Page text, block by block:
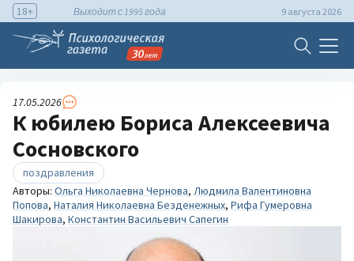
18+ Выходит с 1995 года 9 августа 2026
17.05.2026
К юбилею Бориса Алексеевича
Сосновского
поздравления
Авторы: Ольга Николаевна Чернова, Людмила Валентиновна
Попова, Наталия Николаевна Безденежных, Рифа Гумеровна
Шакирова, Константин Васильевич Сапегин